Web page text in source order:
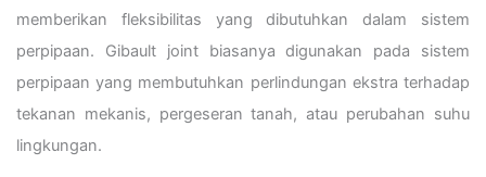
memberikan fleksibilitas yang dibutuhkan dalam sistem
perpipaan. Gibault joint biasanya digunakan pada sistem
perpipaan yang membutuhkan perlindungan ekstra terhadap
tekanan mekanis, pergeseran tanah, atau perubahan suhu
lingkungan.